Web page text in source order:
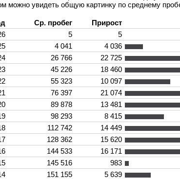
можно увидеть общую картинку по среднему
Ср. пробег
Прирост
5
5
4 041
4 036
26 766
22 725
45 226
18 460
55 323
10 097
76 397
21 074
89 878
13 481
98 293
8 415
112 742
14 449
128 362
15 620
144 533
16 171
145 516
983
151 155
5 639